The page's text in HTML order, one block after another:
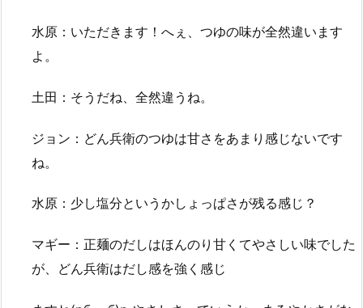
水原：いただきます！へぇ、つゆの味が全然違います
よ。
土田：そうだね、全然違うね。
ジョン：どん兵衛のつゆは甘さをあまり感じないです
ね。
水原：少し塩分というかしょっぱさが残る感じ？
マギー：正麺のだしはほんのり甘くてやさしい味でした
が、どん兵衛はだし感を強く感じ